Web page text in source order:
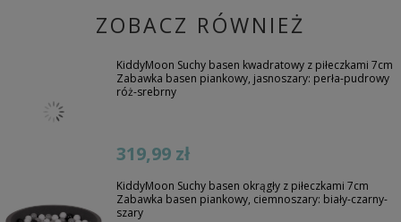
ZOBACZ RÓWNIEŻ
KiddyMoon Suchy basen kwadratowy z piłeczkami 7cm
Zabawka basen piankowy, jasnoszary: perła-pudrowy
róż-srebrny
319,99 zł
KiddyMoon Suchy basen okrągły z piłeczkami 7cm
Zabawka basen piankowy, ciemnoszary: biały-czarny-
szary